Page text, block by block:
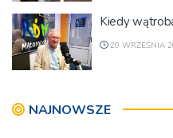
Kiedy
20 WRZEŚNIA
NAJNOWSZE